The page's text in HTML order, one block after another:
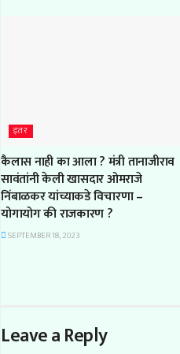
इतर
कैलास नाही का आला ? मंत्री तानाजीराव
सावंतांनी केली खासदार ओमराजे
निंबाळकर यांच्याकडे विचारणा –
योगायोग की राजकारण ?
SEPTEMBER 18, 2023
Leave a Reply